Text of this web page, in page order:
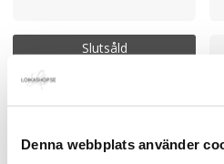
Denna webbplats använder
Slutsåld
Boyfriend sweater vit